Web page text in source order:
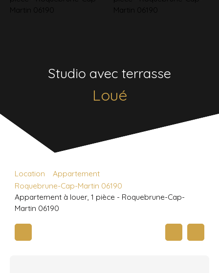
Studio avec terrasse
Loué
Location
Appartement
Roquebrune-Cap-Martin 06190
Appartement à louer, 1 pièce - Roquebrune-Cap-
Martin 06190